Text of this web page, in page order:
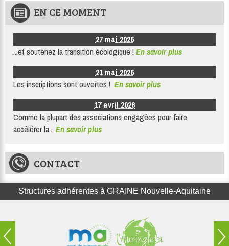
EN CE MOMENT
27 mai 2026
...et soutenez la transition écologique ! En savoir plus
21 mai 2026
Les inscriptions sont ouvertes ! En savoir plus
17 avril 2026
Comme la plupart des associations engagées pour faire
accélérer la... En savoir plus
CONTACT
Structures adhérentes à GRAINE Nouvelle-Aquitaine